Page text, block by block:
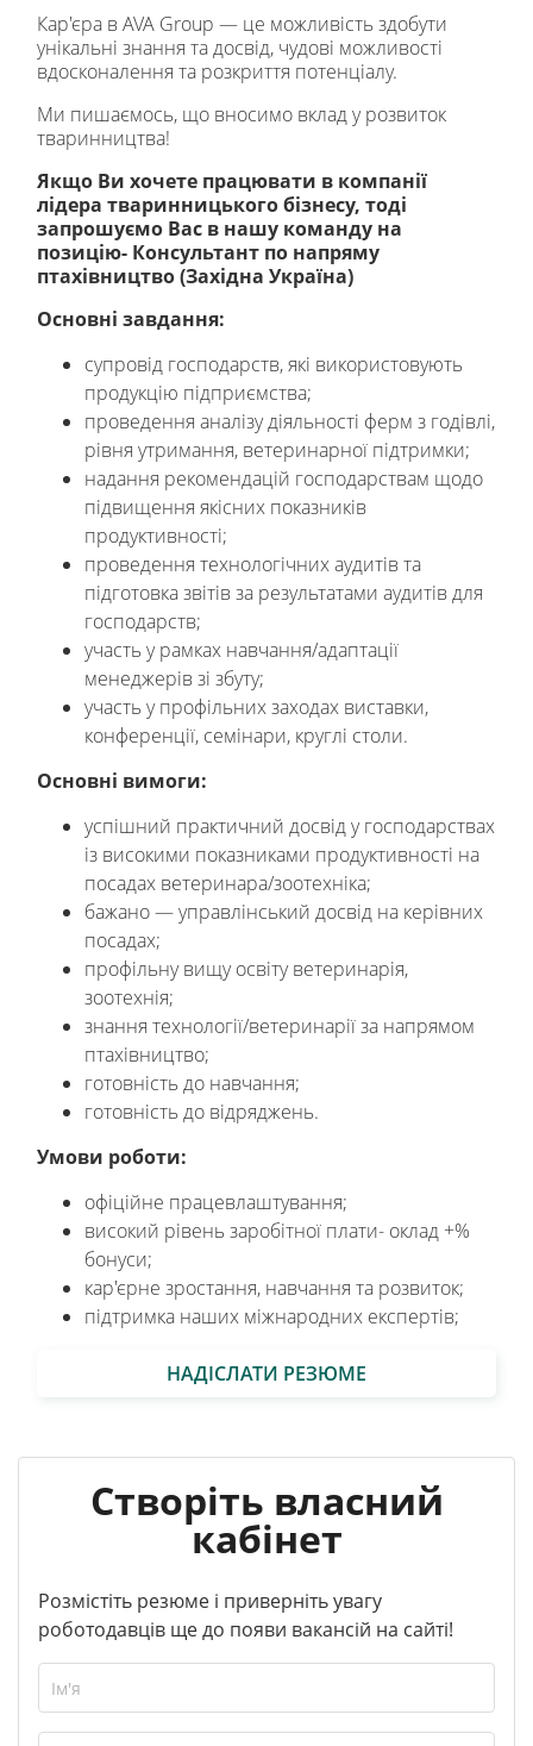
Кар'єра в AVA Group — це можливість здобути
унікальні знання та досвід, чудові можливості
вдосконалення та розкриття потенціалу.
Ми пишаємось, що вносимо вклад у розвиток
тваринництва!
Якщо Ви хочете працювати в компанії
лідера тваринницького бізнесу, тоді
запрошуємо Вас в нашу команду на
позицію- Консультант по напряму
птахівництво (Західна Україна)
Основні завдання:
супровід господарств, які використовують
продукцію підприємства;
проведення аналізу діяльності ферм з годівлі,
рівня утримання, ветеринарної підтримки;
надання рекомендацій господарствам щодо
підвищення якісних показників
продуктивності;
проведення технологічних аудитів та
підготовка звітів за результатами аудитів для
господарств;
участь у рамках навчання/адаптації
менеджерів зі збуту;
участь у профільних заходах виставки,
конференції, семінари, круглі столи.
Основні вимоги:
успішний практичний досвід у господарствах
із високими показниками продуктивності на
посадах ветеринара/зоотехніка;
бажано — управлінський досвід на керівних
посадах;
профільну вищу освіту ветеринарія,
зоотехнія;
знання технології/ветеринарії за напрямом
птахівництво;
готовність до навчання;
готовність до відряджень.
Умови роботи:
офіційне працевлаштування;
високий рівень заробітної плати- оклад +%
бонуси;
кар'єрне зростання, навчання та розвиток;
підтримка наших міжнародних експертів;
НАДІСЛАТИ РЕЗЮМЕ
Створіть власний
кабінет
Розмістіть резюме і приверніть увагу
роботодавців ще до появи вакансій на сайті!